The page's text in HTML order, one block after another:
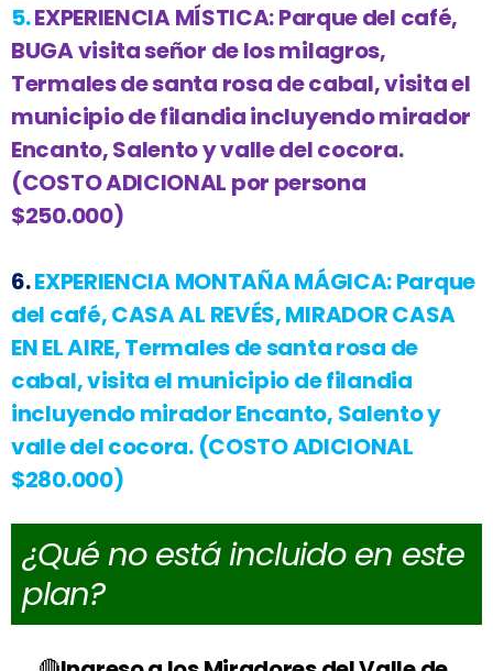
5.EXPERIENCIA MÍSTICA:Parque del café,
BUGA visita señor de los milagros,
Termales de santa rosa de cabal, visita el
municipio de filandia incluyendo mirador
Encanto, Salento y valle del cocora.
(COSTO ADICIONAL por persona
$250.000)
6.EXPERIENCIA MONTAÑA MÁGICA:Parque
del café, CASA AL REVÉS, MIRADOR CASA
EN EL AIRE, Termales de santa rosa de
cabal, visita el municipio de filandia
incluyendo mirador Encanto, Salento y
valle del cocora. (COSTO ADICIONAL
$280.000)
¿Qué no está incluido en este
plan?